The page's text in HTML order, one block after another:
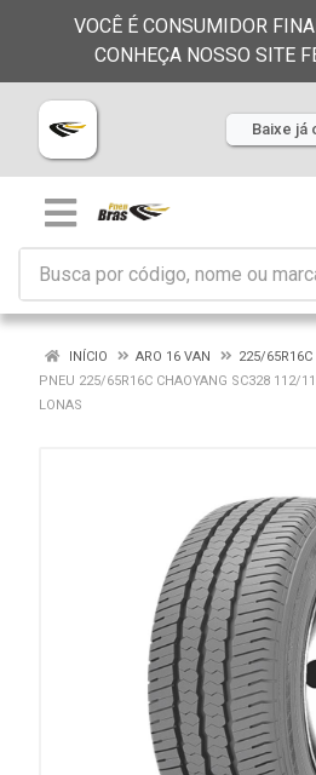
VOCÊ É CONSUMIDOR
CONHEÇA NOSSO SITE
Baixe já
INÍCIO ARO 16 VAN
225/65R16C
PNEU 225/65R16C CHAOYANG SC328 112/
LONAS